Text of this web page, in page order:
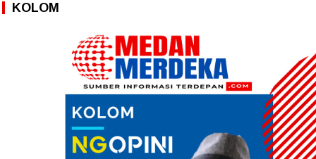
KOLOM